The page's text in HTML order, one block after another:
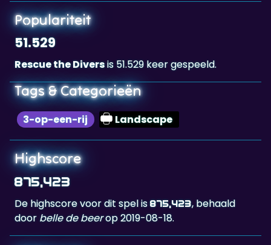
51.529
Rescue the Divers
Tags & Categorieën
3-op-een-rij Landscape
Highscore
875,423
De highscore voor dit spel is
doorbelle de beer
Highscores